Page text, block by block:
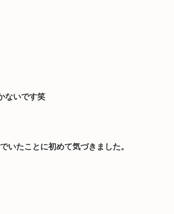
ないです笑
いたことに初めて気づきました。